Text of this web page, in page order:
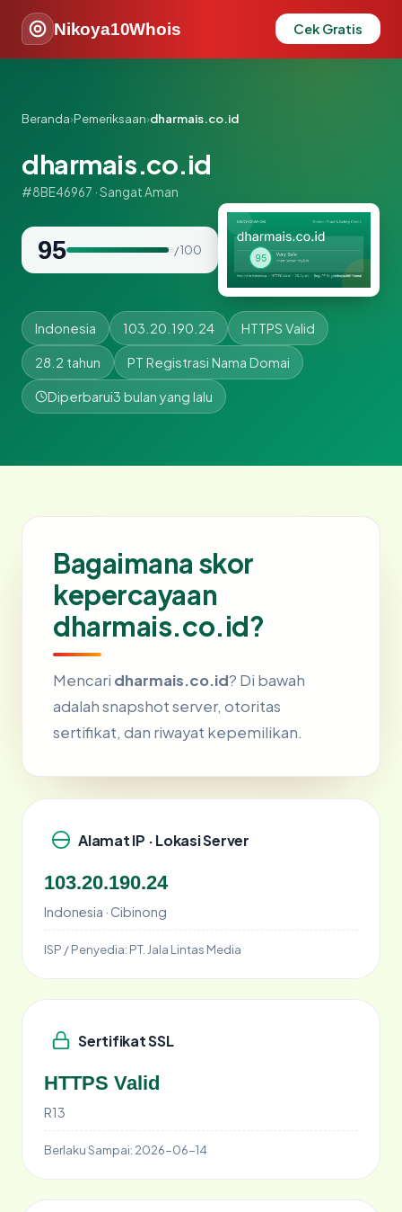
Nikoya10Whois Cek Gratis
Beranda›Pemeriksaan›dharmais.co.id
dharmais.co.id
#8BE46967 · Sangat Aman
95 / 100
Indonesia 103.20.190.24 HTTPS Valid
28.2 tahun PT Registrasi Nama Domai
Diperbarui3 bulan yang lalu
Bagaimana skor
kepercayaan
dharmais.co.id?
Mencari dharmais.co.id? Di bawah
adalah snapshot server, otoritas
sertifikat, dan riwayat kepemilikan.
Alamat IP · Lokasi Server
103.20.190.24
Indonesia · Cibinong
ISP / Penyedia: PT. Jala Lintas Media
Sertifikat SSL
HTTPS Valid
R13
Berlaku Sampai: 2026-06-14